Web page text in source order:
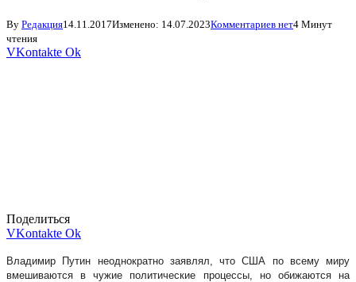
By Редакция14.11.2017Изменено: 14.07.2023Комментариев нет4 Минут
чтения
VKontakte Ok
Поделиться
VKontakte Ok
Владимир Путин неоднократно заявлял, что США по всему миру
вмешиваются в чужие политические процессы, но обижаются на